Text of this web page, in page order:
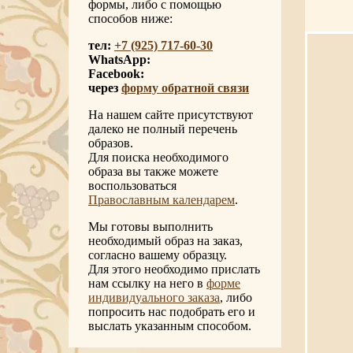
формы, либо с помощью
способов ниже:
тел: +7 (925) 717-60-30
WhatsApp:
Facebook:
через форму обратной связи
На нашем сайте присутствуют
далеко не полный перечень
образов.
Для поиска необходимого
образа вы также можете
воспользоваться
Православным календарем.
Мы готовы выполнить
необходимый образ на заказ,
согласно вашему образцу.
Для этого необходимо прислать
нам ссылку на него в форме
индивидуального заказа, либо
попросить нас подобрать его и
выслать указанным способом.